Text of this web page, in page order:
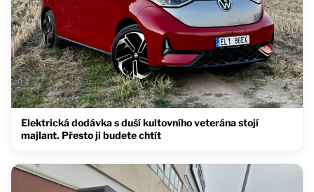
Elektrická dodávka s duší kultovního veterána stojí
majlant. Přesto ji budete chtít